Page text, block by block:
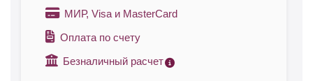
МИР, Visa и MasterCard
Оплата по счету
Безналичный расчет